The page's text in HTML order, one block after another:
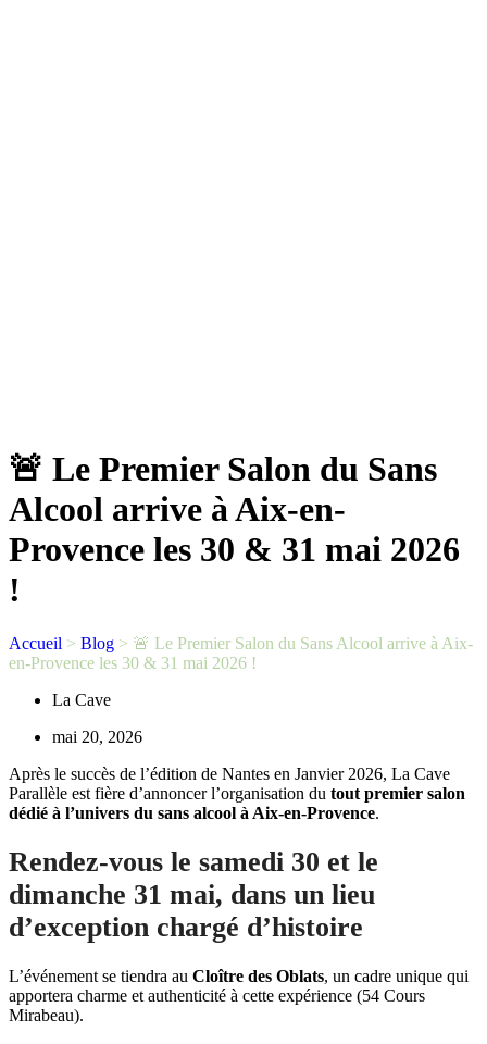
🚨 Le Premier Salon du Sans
Alcool arrive à Aix-en-
Provence les 30 & 31 mai 2026
!
Accueil > Blog > 🚨 Le Premier Salon du Sans Alcool arrive à Aix-
en-Provence les 30 & 31 mai 2026 !
La Cave
mai 20, 2026
Après le succès de l’édition de Nantes en Janvier 2026, La Cave
Parallèle est fière d’annoncer l’organisation du tout premier salon
dédié à l’univers du sans alcool à Aix-en-Provence.
Rendez-vous le samedi 30 et le
dimanche 31 mai, dans un lieu
d’exception chargé d’histoire
L’événement se tiendra au Cloître des Oblats, un cadre unique qui
apportera charme et authenticité à cette expérience (54 Cours
Mirabeau).